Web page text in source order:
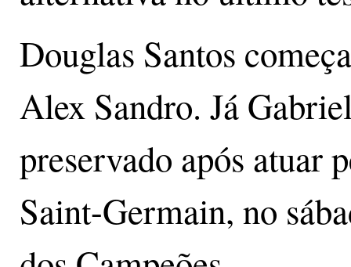
Douglas Santos
Alex Sandro. Já
preservado após atuar
Saint-Germain, no